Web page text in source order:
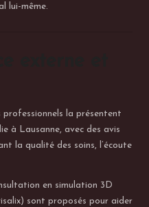
lui-même.
professionnels la présentent
à Lausanne, avec des avis
la qualité des soins, l’écoute
en simulation 3D
sont proposés pour aider